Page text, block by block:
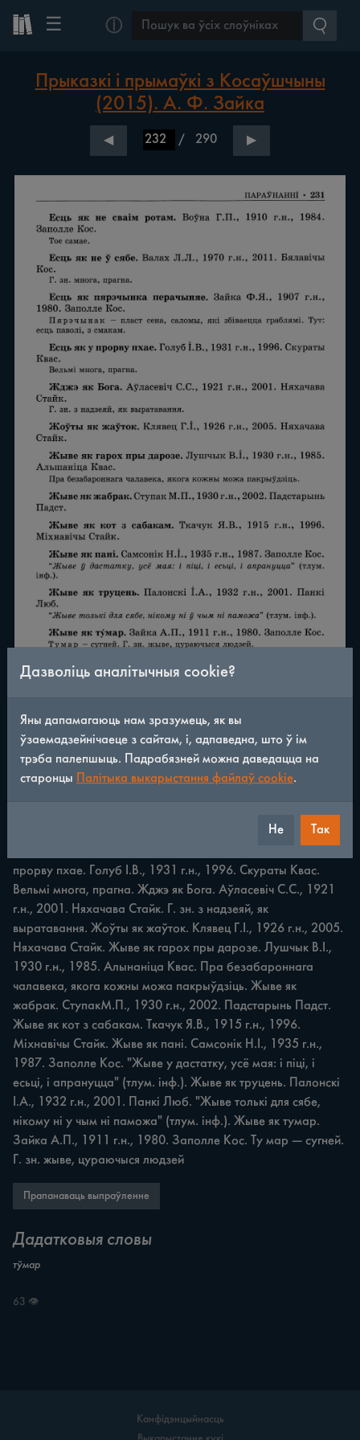
☰ ⓘ
Прыказкі і прымаўкі з Косаўшчыны
(2015). А. Ф. Зайка
◀ / 290 ▶
ПАРАЎНАННІ 231 Есць як не сваім ротам. Воўна Г.П.,
1910 г.н., 1984. Заполле Кос. Тое самае. Есць як не ў сябе.
прагна. Есць як пярэчынка перачыняе. Зайка Ф.Я., 1907
г.н., 1980. Заполле Кос. Пярэчынак — пласт сена, саломы,
прорву пхае. Голуб І.В., 1931 г.н., 1996. Скураты Квас.
Вельмі многа, прагна. Жджэ як Бога. Аўласевіч С.С., 1921
г.н., 2001. Няхачава Стайк. Г. зн. з надзеяй, як
выратавання. Жоўты як жаўток. Клявец Г.І., 1926 г.н., 2005.
Няхачава Стайк. Жыве як гарох пры дарозе. Лушчык В.І.,
1930 г.н., 1985. Алынаніца Квас. Пра безабароннага
чалавека, якога кожны можа пакрыўдзіць. Жыве як
жабрак. СтупакМ.П., 1930 г.н., 2002. Падстарынь Падст.
Жыве як кот з сабакам. Ткачук Я.В., 1915 г.н., 1996.
Міхнавічы Стайк. Жыве як пані. Самсонік Н.І., 1935 г.н.,
1987. Заполле Кос. "Жыве у дастатку, усё мая: i піці, i
есьці, i апрануцца" (тлум. інф.). Жыве як труцень. Палонскі
І.А., 1932 г.н., 2001. Панкі Люб. "Жыве толькі для сябе,
нікому ні у чым ні паможа" (тлум. інф.). Жыве як тумар.
Зайка А.П., 1911 г.н., 1980. Заполле Кос. Ту мар — сугней.
Г. зн. жыве, цураючыся людзей
Прапанаваць выпраўленне
Дадатковыя словы
тўмар
63 👁
Канфідэнцыйнасць
Дазволіць аналітычныя cookie?
Яны дапамагаюць нам зразумець, як вы
ўзаемадзейнічаеце з сайтам, і, адпаведна, што ў ім
трэба палепшыць. Падрабязней можна даведацца на
старонцы
Палітыка выкарыстання файлаў cookie.
Не Так